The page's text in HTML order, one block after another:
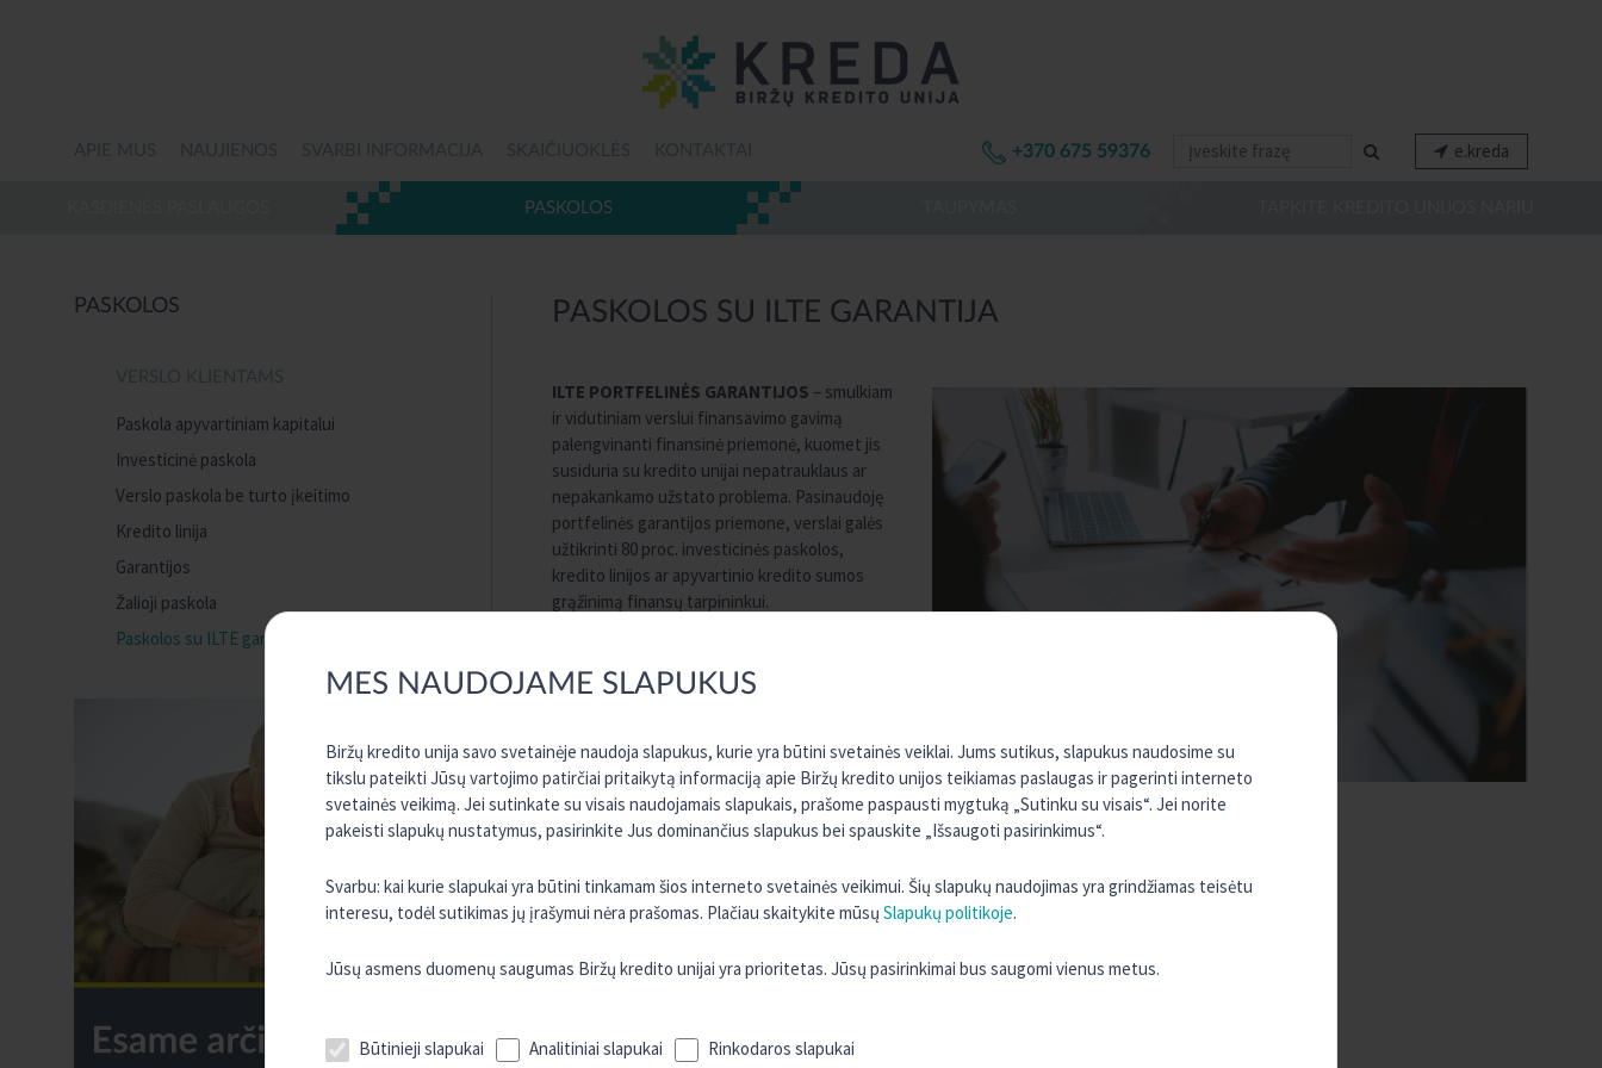
MES NAUDOJAME SLAPUKUS
Biržų kredito unija savo svetainėje naudoja slapukus, kurie yra būtini svetainės veiklai. Jums sutikus, slapukus naudosime su
tikslu pateikti Jūsų vartojimo patirčiai pritaikytą informaciją apie Biržų kredito unijos teikiamas paslaugas ir pagerinti interneto
svetainės veikimą. Jei sutinkate su visais naudojamais slapukais, prašome paspausti mygtuką „Sutinku su visais“. Jei norite
pakeisti slapukų nustatymus, pasirinkite Jus dominančius slapukus bei spauskite „Išsaugoti pasirinkimus“.
Svarbu: kai kurie slapukai yra būtini tinkamam šios interneto svetainės veikimui. Šių slapukų naudojimas yra grindžiamas teisėtu
interesu, todėl sutikimas jų įrašymui nėra prašomas. Plačiau skaitykite mūsų Slapukų politikoje.
Jūsų asmens duomenų saugumas Biržų kredito unijai yra prioritetas. Jūsų pasirinkimai bus saugomi vienus metus.
Būtinieji slapukai Analitiniai slapukai Rinkodaros slapukai
+370 675 59376 e.kreda
PASKOLOS
PASKOLOS SU ILTE GARANTIJA
ILTE PORTFELINĖS GARANTIJOS – smulkiam
ir vidutiniam verslui finansavimo gavimą
palengvinanti finansinė priemonė, kuomet jis
susiduria su kredito unijai nepatrauklaus ar
nepakankamo užstato problema. Pasinaudoję
portfelinės garantijos priemone, verslai galės
užtikrinti 80 proc. investicinės paskolos,
kredito linijos ar apyvartinio kredito sumos
grąžinimą finansų tarpininkui.
GARANTIJOS SUTEIKIMO SĄLYGOS:
Didžiausia paskolos suma – iki 1 875 000 Eur,
tačiau konkretus sumos dydis priklauso nuo
smulkiosios bei vidutinės įmonės veiklos ir
sektoriaus:
įmonių užsiimančių pirmine žemės ūkio produktų gamyba atveju – 234 375 Eur,
įmonių užsiimančių pirmine žvejybos ir akvakultūros produktų gamybos veikla atveju – 375 000 Eur.
Maksimali paskolos trukmė su portfeline garantija:
PASKOLOS
Paskola apyvartiniam kapitalui
Investicinė paskola
Verslo paskola be turto įkeitimo
Kredito linija
Garantijos
Žalioji paskola
Paskolos su ILTE garantija